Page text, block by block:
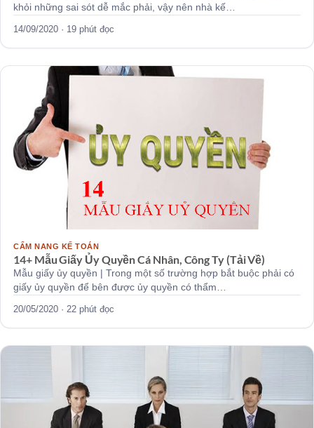
khỏi những sai sót dễ mắc phải, vậy nên nhà kế…
14/09/2020 · 19 phút đọc
CẨM NANG KẾ TOÁN
14+ Mẫu Giấy Ủy Quyền Cá Nhân, Công Ty (Tải Về)
Mẫu giấy ủy quyền | Trong một số trường hợp bắt buộc phải có
giấy ủy quyền để bên được ủy quyền có thẩm…
20/05/2020 · 22 phút đọc